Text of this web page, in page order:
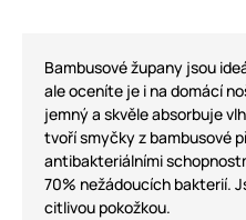
Bambusové župany jsou
ale oceníte je i na domácí
jemný a skvěle absorbuje
tvoří smyčky z bambusové
antibakteriálními
70% nežádoucích bakterií.
citlivou pokožkou.